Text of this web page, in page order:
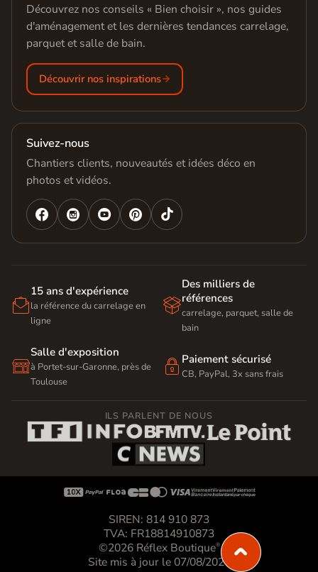
Découvrez nos conseils « Bien choisir », nos guides
d'aménagement et les dernières tendances carrelage,
parquet et salle de bain.
Découvrir nos inspirations
Suivez-nous
Chantiers clients, nouveautés et idées déco en
photos et vidéos.
   

15 ans d'expérience
la référence du carrelage en
ligne

Des milliers de
références
carrelage, parquet, salle de
bain

Salle d'exposition
à Portet-sur-Garonne, près de
Toulouse
 Paiement sécurisé
CB, PayPal, 3x sans frais
ILS PARLENT DE NOUS

SIREN: 814 910 873
TVA: FR18814910873
©2026 Réflex Boutique®
Site mis à jour le 07/08/2026